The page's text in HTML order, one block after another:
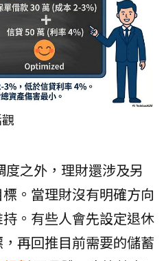
度之外，理財還涉及另
。當理財沒有明確方向
。有些人會先設定退休
再回推目前需要的儲蓄